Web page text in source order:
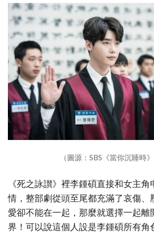
（圖源：SBS《當你沉睡時》
《死之詠讃》裡李鍾碩直接和女主角
情，整部劇從頭至尾都充滿了哀傷、
愛卻不能在一起，那麼就選擇一起離
界！可以說這個人設是李鍾碩所有角